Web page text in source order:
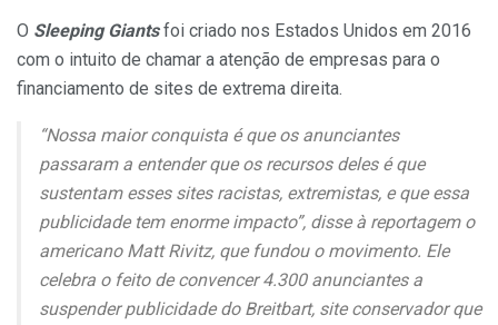
O Sleeping Giantsfoi criado nos Estados Unidos em 2016
com o intuito de chamar a atenção de empresas para o
financiamento de sites de extrema direita.
“Nossa maior conquista é que os anunciantes
passaram a entender que os recursos deles é que
sustentam esses sites racistas, extremistas, e que essa
publicidade tem enorme impacto”, disse à reportagem o
americano Matt Rivitz, que fundou o movimento. Ele
celebra o feito de convencer 4.300 anunciantes a
suspender publicidade do Breitbart, site conservador que